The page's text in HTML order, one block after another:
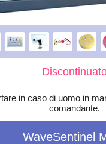
in caso di uomo in
comandante.
WaveSentinel